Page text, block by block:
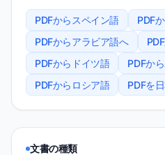
PDFからスペイン語
PDF
PDFからアラビア語へ
PDFからドイツ語
PDFか
PDFからロシア語
PDFを
文書の種類